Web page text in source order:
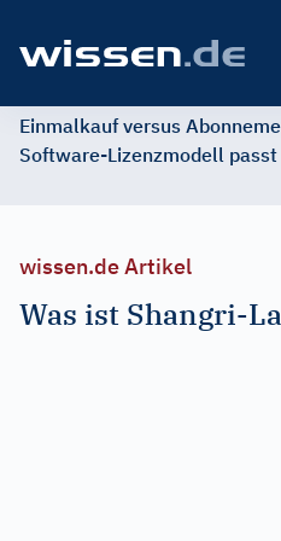
Einmalkauf versus
Software-Lizenzmodell
wissen.de Artikel
Was ist Shangri-